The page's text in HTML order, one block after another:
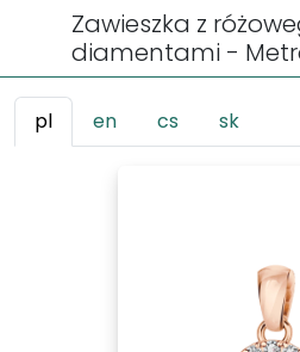
Zawieszka z
diamentami -
pl en cs sk